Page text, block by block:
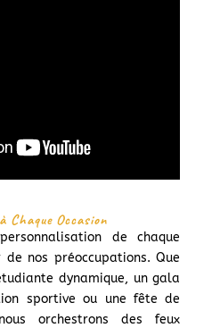
Chaque Occasion
de chaque
nos préoccupations. Que
dynamique, un gala
sportive ou une fête de
orchestrons des feux